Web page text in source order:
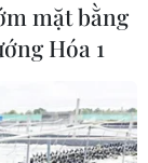
mặt bằng
Hóa 1